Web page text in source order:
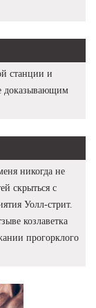
станции и
доказывающим
никогда не
скрыться с
Уолл-стрит.
козлаветка
прогорклого